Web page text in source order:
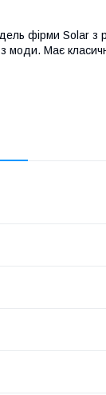
фірми Solar з
моди. Має